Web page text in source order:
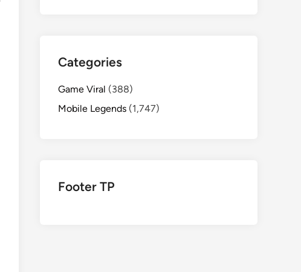
Categories
Game Viral (388)
Mobile Legends (1,747)
Footer TP